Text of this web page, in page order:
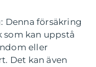
Denna försäkring
som kan uppstå
eller
Det kan även